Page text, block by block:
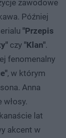
zawodowe
Później
"Przepis
czy "Klan".
fenomenalny
, w którym
Anna
lat
akcent w